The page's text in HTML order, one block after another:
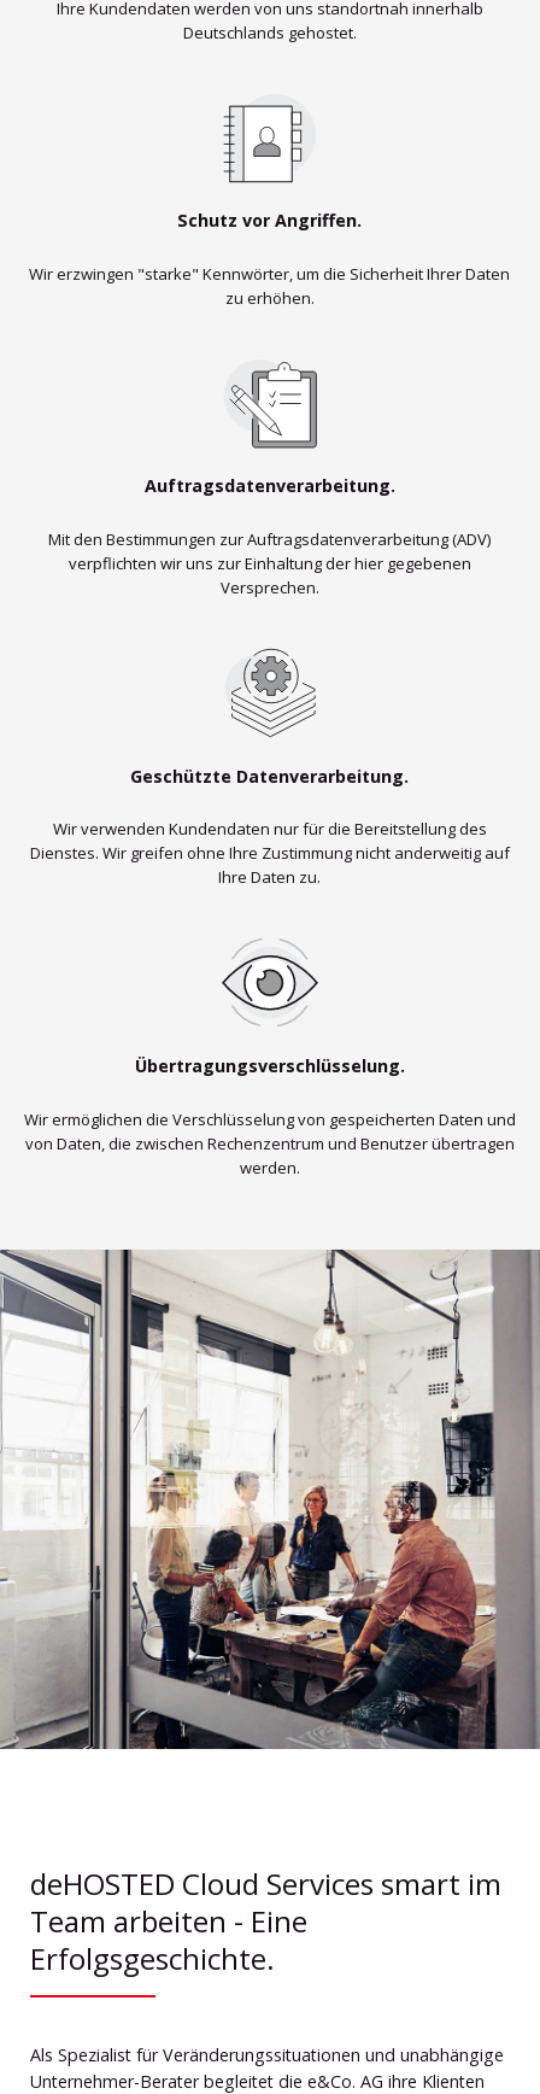
Ihre Kundendaten werden von uns standortnah innerhalb
Deutschlands gehostet.
Schutz vor Angriffen.
Wir erzwingen "starke" Kennwörter, um die Sicherheit Ihrer Daten
zu erhöhen.
Auftragsdatenverarbeitung.
Mit den Bestimmungen zur Auftragsdatenverarbeitung (ADV)
verpflichten wir uns zur Einhaltung der hier gegebenen
Versprechen.
Geschützte Datenverarbeitung.
Wir verwenden Kundendaten nur für die Bereitstellung des
Dienstes. Wir greifen ohne Ihre Zustimmung nicht anderweitig auf
Ihre Daten zu.
Übertragungsverschlüsselung.
Wir ermöglichen die Verschlüsselung von gespeicherten Daten und
von Daten, die zwischen Rechenzentrum und Benutzer übertragen
werden.
deHOSTED Cloud Services smart im
Team arbeiten - Eine
Erfolgsgeschichte.
Als Spezialist für Veränderungssituationen und unabhängige
Unternehmer-Berater begleitet die e&Co. AG ihre Klienten